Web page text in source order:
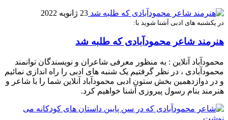
23 ژانویه 2022
در یکشنبه های ادبی آشنا شوید با:
هنرمند شاعر محمودآبادی که طلبه شد
محمودآباد آنلاین : به منظور معرفی شاعران و نویسندگان توانمند
محمودآبادی ، در نظر گرفتیم یک شنبه های ادبی را راه اندازی نمائیم
و در دوازدهمین بخش ستون ادبى محمودآباد آنلاين شما را با شاعر و
هنرمند بنام رسول پیروزی آشنا خواهیم کرد.